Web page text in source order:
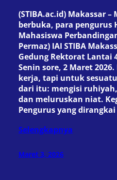
(STIBA.ac.id) Makassar
berbuka, para pengurus
Mahasiswa
Permaz) IAI STIBA
Gedung Rektorat Lantai
Senin sore, 2 Maret
kerja, tapi untuk
dari itu: mengisi
dan meluruskan niat.
Pengurus yang
Selengkapnya
Maret 3, 2026